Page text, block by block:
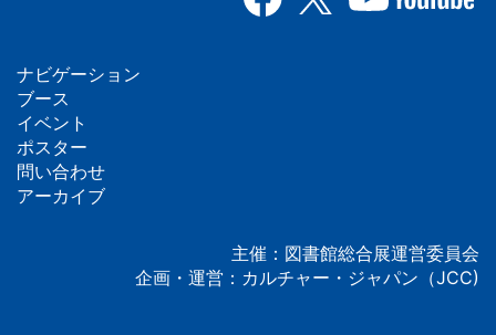
フ
ッ
タ
ナビゲーション
ブース
イベント
ポスター
問い合わせ
アーカイブ
主催：図書館総合展運営委員会
企画・運営：カルチャー・ジャパン（JCC)